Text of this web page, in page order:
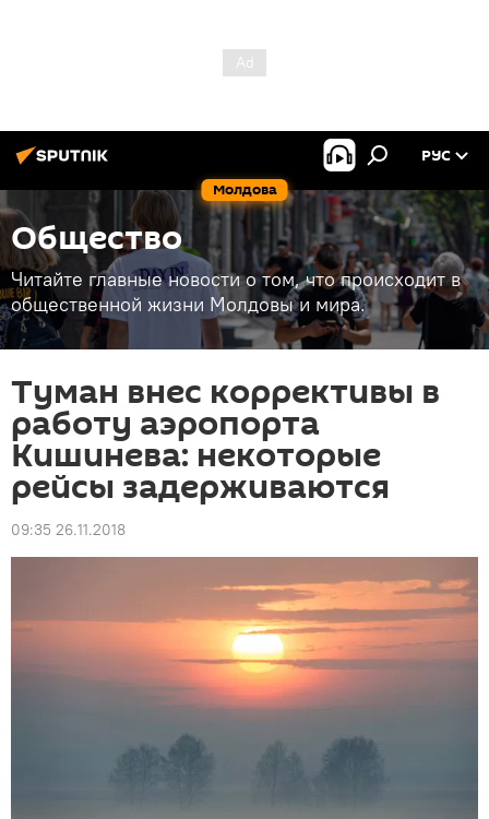
Молдова
РУС
Общество
Читайте главные новости о том, что происходит в
общественной жизни Молдовы и мира.
Туман внес коррективы в
работу аэропорта
Кишинева: некоторые
рейсы задерживаются
09:35 26.11.2018